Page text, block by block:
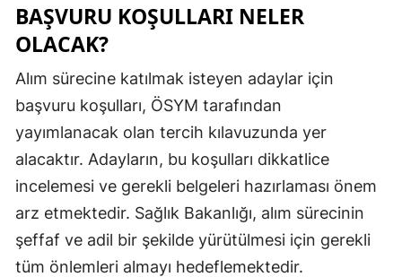
Sivas
Tekirdağ
BAŞVURU KOŞULLARI NELER
OLACAK?
Alım sürecine katılmak isteyen adaylar için
başvuru koşulları, ÖSYM tarafından
yayımlanacak olan tercih kılavuzunda yer
alacaktır. Adayların, bu koşulları dikkatlice
incelemesi ve gerekli belgeleri hazırlaması önem
arz etmektedir. Sağlık Bakanlığı, alım sürecinin
şeffaf ve adil bir şekilde yürütülmesi için gerekli
tüm önlemleri almayı hedeflemektedir.